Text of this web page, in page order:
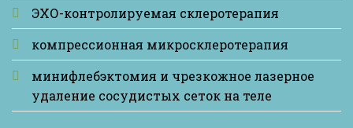
ЭХО-контролируемая склеротерапия
компрессионная микросклеротерапия
минифлебэктомия и чрезкожное лазерное
удаление сосудистых сеток на теле